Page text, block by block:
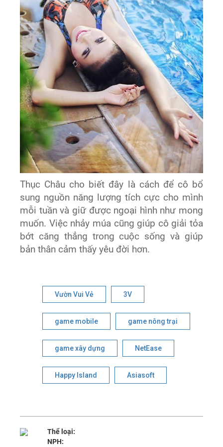
Thục Châu cho biết đây là cách để cô bổ
sung nguồn năng lượng tích cực cho mình
mỗi tuần và giữ được ngoại hình như mong
muốn. Việc nhảy múa cũng giúp cô giải tỏa
bớt căng thẳng trong cuộc sống và giúp
bản thân cảm thấy yêu đời hơn.
Vườn Vui Vẻ 3V
game mobile game nông trại
game xây dựng NetEase
Happy Island Asiasoft
Thể loại:
NPH: